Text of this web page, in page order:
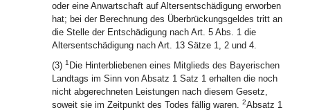
oder eine Anwartschaft auf Altersentschädigung erworben
hat; bei der Berechnung des Überbrückungsgeldes tritt an
die Stelle der Entschädigung nach Art. 5 Abs. 1 die
Altersentschädigung nach Art. 13 Sätze 1, 2 und 4.
(3) 1 Die Hinterbliebenen eines Mitglieds des Bayerischen
Landtags im Sinn von Absatz 1 Satz 1 erhalten die noch
nicht abgerechneten Leistungen nach diesem Gesetz,
soweit sie im Zeitpunkt des Todes fällig waren. 2Absatz 1